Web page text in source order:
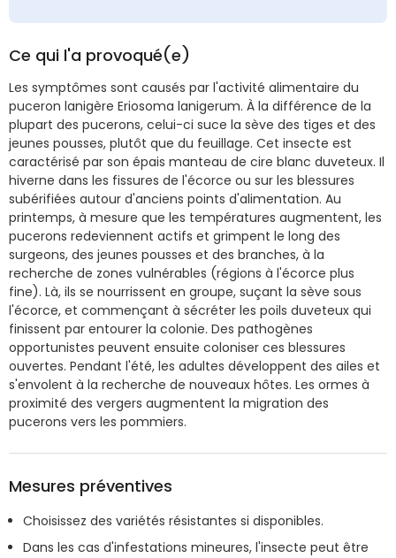
Ce qui l'a provoqué(e)
Les symptômes sont causés par l'activité alimentaire du
puceron lanigère Eriosoma lanigerum. À la différence de la
plupart des pucerons, celui-ci suce la sève des tiges et des
jeunes pousses, plutôt que du feuillage. Cet insecte est
caractérisé par son épais manteau de cire blanc duveteux. Il
hiverne dans les fissures de l'écorce ou sur les blessures
subérifiées autour d'anciens points d'alimentation. Au
printemps, à mesure que les températures augmentent, les
pucerons redeviennent actifs et grimpent le long des
surgeons, des jeunes pousses et des branches, à la
recherche de zones vulnérables (régions à l'écorce plus
fine). Là, ils se nourrissent en groupe, suçant la sève sous
l'écorce, et commençant à sécréter les poils duveteux qui
finissent par entourer la colonie. Des pathogènes
opportunistes peuvent ensuite coloniser ces blessures
ouvertes. Pendant l'été, les adultes développent des ailes et
s'envolent à la recherche de nouveaux hôtes. Les ormes à
proximité des vergers augmentent la migration des
pucerons vers les pommiers.
Mesures préventives
Choisissez des variétés résistantes si disponibles.
Dans les cas d'infestations mineures, l'insecte peut être